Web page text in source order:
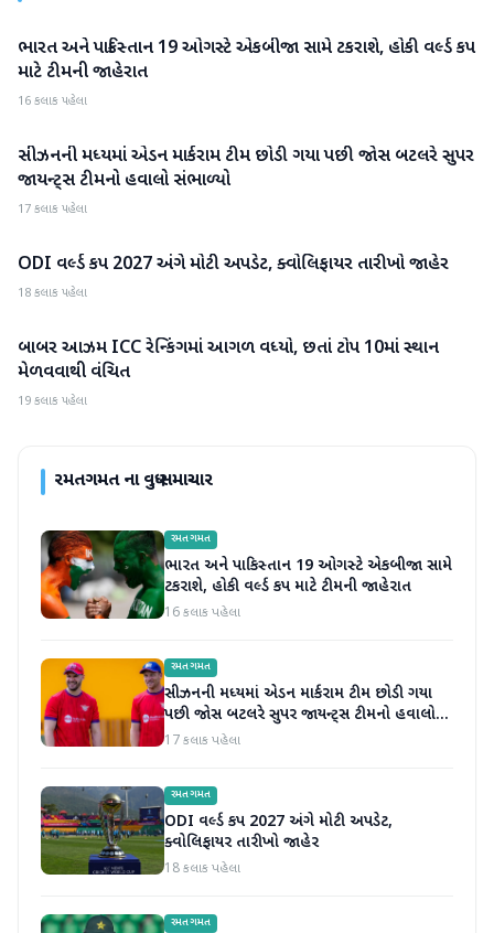
રમતગમત
ભારત અને પાકિસ્તાન 19 ઓગસ્ટે એકબીજા સામે ટકરાશે, હોકી વર્લ્ડ કપ
માટે ટીમની જાહેરાત
16 કલાક પહેલા
રમતગમત
સીઝનની મધ્યમાં એડન માર્કરામ ટીમ છોડી ગયા પછી જોસ બટલરે સુપર
જાયન્ટ્સ ટીમનો હવાલો સંભાળ્યો
17 કલાક પહેલા
રમતગમત
ODI વર્લ્ડ કપ 2027 અંગે મોટી અપડેટ, ક્વોલિફાયર તારીખો જાહેર
18 કલાક પહેલા
રમતગમત
બાબર આઝમ ICC રેન્કિંગમાં આગળ વધ્યો, છતાં ટોપ 10માં સ્થાન
મેળવવાથી વંચિત
19 કલાક પહેલા
રમતગમતના વધુ સમાચાર
રમતગમત
ભારત અને પાકિસ્તાન 19 ઓગસ્ટે એકબીજા સામે
ટકરાશે, હોકી વર્લ્ડ કપ માટે ટીમની જાહેરાત
16 કલાક પહેલા
રમતગમત
સીઝનની મધ્યમાં એડન માર્કરામ ટીમ છોડી ગયા
પછી જોસ બટલરે સુપર જાયન્ટ્સ ટીમનો હવાલો
સંભાળ્યો
17 કલાક પહેલા
રમતગમત
ODI વર્લ્ડ કપ 2027 અંગે મોટી અપડેટ,
ક્વોલિફાયર તારીખો જાહેર
18 કલાક પહેલા
રમતગમત